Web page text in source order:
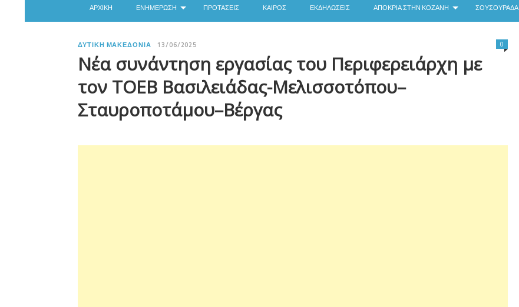
ΑΡΧΙΚΉ ΕΝΗΜΈΡΩΣΗ ΠΡΟΤΆΣΕΙΣ ΚΑΙΡΌΣ ΕΚΔΗΛΏΣΕΙΣ ΑΠΟΚΡΙΆ ΣΤΗΝ ΚΟΖΆΝΗ ΣΟΥΣΟΥΡΆΔΑ
ΔΥΤΙΚΉ ΜΑΚΕΔΟΝΊΑ 13/06/2025
Νέα συνάντηση εργασίας του Περιφερειάρχη με
τον ΤΟΕΒ Βασιλειάδας-Μελισσοτόπου–
Σταυροποτάμου–Βέργας
0